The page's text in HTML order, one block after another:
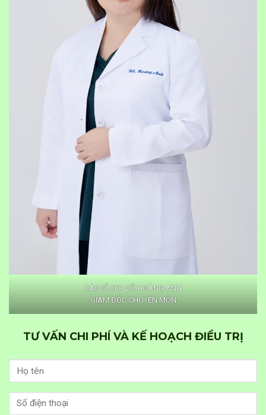
BÁC SĨ CK1 VÕ HOÀNG ANH
GIÁM ĐỐC CHUYÊN MÔN
TƯ VẤN CHI PHÍ VÀ KẾ HOẠCH ĐIỀU TRỊ